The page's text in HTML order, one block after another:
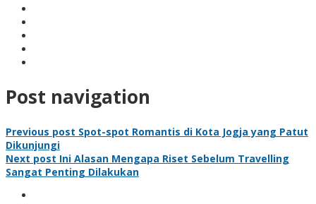
Post navigation
Previous post Spot-spot Romantis di Kota Jogja yang Patut
Dikunjungi
Next post Ini Alasan Mengapa Riset Sebelum Travelling
Sangat Penting Dilakukan